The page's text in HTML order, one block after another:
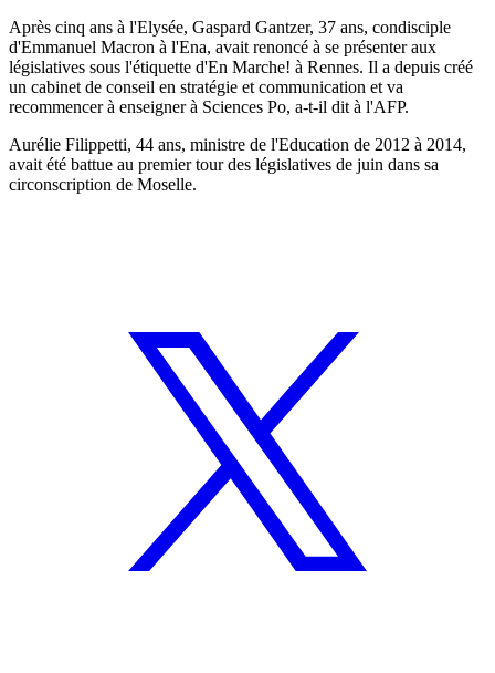
Après cinq ans à l'Elysée, Gaspard Gantzer, 37 ans, condisciple
d'Emmanuel Macron à l'Ena, avait renoncé à se présenter aux
législatives sous l'étiquette d'En Marche! à Rennes. Il a depuis créé
un cabinet de conseil en stratégie et communication et va
recommencer à enseigner à Sciences Po, a-t-il dit à l'AFP.
Aurélie Filippetti, 44 ans, ministre de l'Education de 2012 à 2014,
avait été battue au premier tour des législatives de juin dans sa
circonscription de Moselle.